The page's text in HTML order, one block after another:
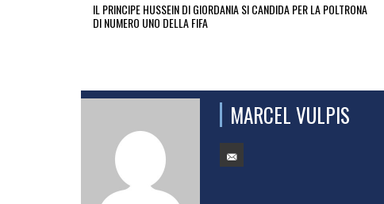
IL PRINCIPE HUSSEIN DI GIORDANIA SI CANDIDA PER LA POLTRONA
DI NUMERO UNO DELLA FIFA
MARCEL VULPIS